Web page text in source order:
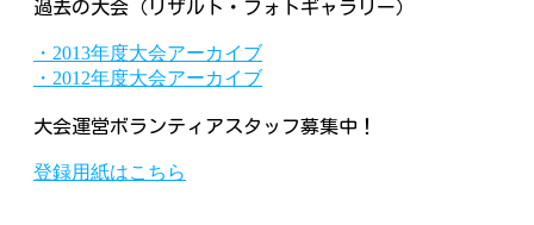
過去の大会（リザルト・フォトギャラリー）
・2013年度大会アーカイブ
・2012年度大会アーカイブ
大会運営ボランティアスタッフ募集中！
登録用紙はこちら